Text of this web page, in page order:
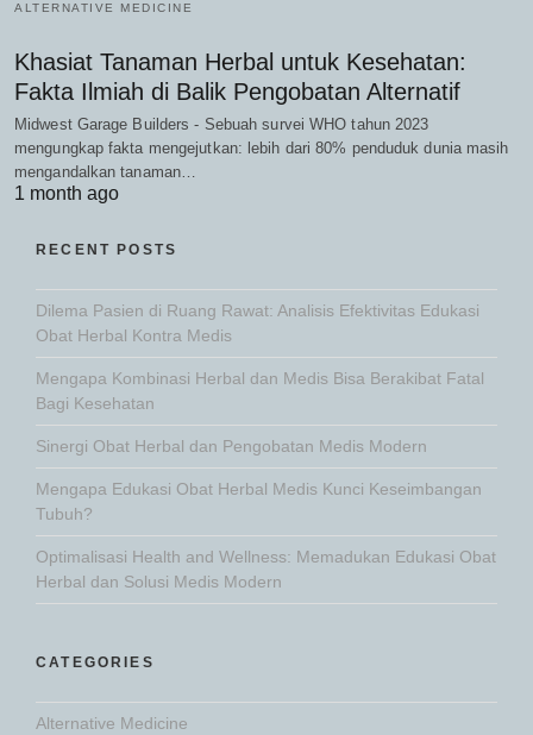
ALTERNATIVE MEDICINE
Khasiat Tanaman Herbal untuk Kesehatan:
Fakta Ilmiah di Balik Pengobatan Alternatif
Midwest Garage Builders - Sebuah survei WHO tahun 2023
mengungkap fakta mengejutkan: lebih dari 80% penduduk dunia masih
mengandalkan tanaman…
1 month ago
RECENT POSTS
Dilema Pasien di Ruang Rawat: Analisis Efektivitas Edukasi
Obat Herbal Kontra Medis
Mengapa Kombinasi Herbal dan Medis Bisa Berakibat Fatal
Bagi Kesehatan
Sinergi Obat Herbal dan Pengobatan Medis Modern
Mengapa Edukasi Obat Herbal Medis Kunci Keseimbangan
Tubuh?
Optimalisasi Health and Wellness: Memadukan Edukasi Obat
Herbal dan Solusi Medis Modern
CATEGORIES
Alternative Medicine